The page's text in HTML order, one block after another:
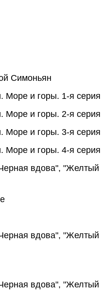
Симоньян
Море и горы. 1-я серия
Море и горы. 2-я серия
Море и горы. 3-я серия
Море и горы. 4-я серия
вдова", "Желтый
вдова", "Желтый
вдова", "Желтый